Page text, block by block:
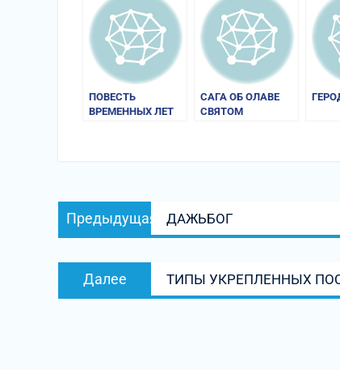
ПОВЕСТЬ
ВРЕМЕННЫХ ЛЕТ
САГА ОБ ОЛАВЕ
СВЯТОМ
Навигация
по
Предыдущая
запись:
ДАЖЬБОГ
Далее
запись:
ТИПЫ УКРЕПЛЕННЫХ